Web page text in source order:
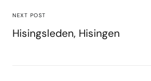
NEXT POST
Hisingsleden, Hisingen